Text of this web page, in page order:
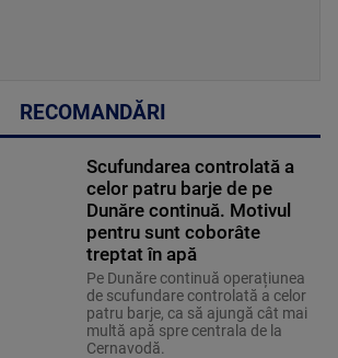
RECOMANDĂRI
Scufundarea controlată a
celor patru barje de pe
Dunăre continuă. Motivul
pentru sunt coborâte
treptat în apă
Pe Dunăre continuă operațiunea
de scufundare controlată a celor
patru barje, ca să ajungă cât mai
multă apă spre centrala de la
Cernavodă.